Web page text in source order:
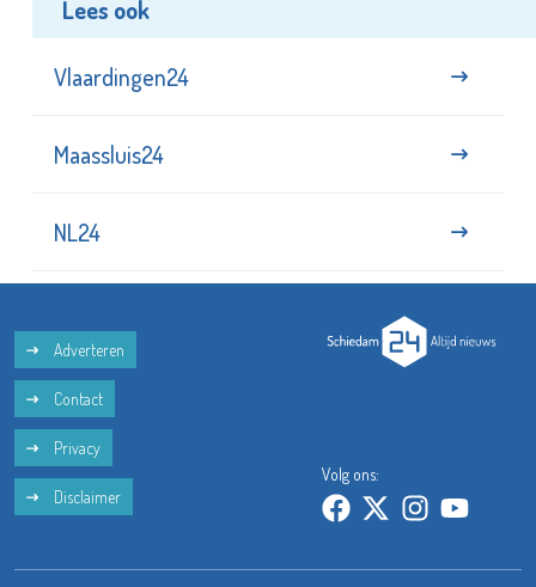
Lees ook
Vlaardingen24
Maassluis24
NL24
Adverteren
Contact
Privacy
Disclaimer
Volg ons: